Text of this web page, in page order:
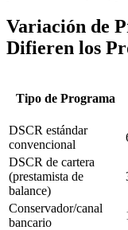
Variación de
Difieren los
Tipo de Programa
DSCR estándar
convencional
DSCR de cartera
(prestamista de
balance)
Conservador/canal
bancario